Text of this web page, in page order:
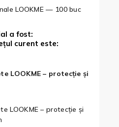
LOOKME — 100 buc
a fost:
curent este:
LOOKME – protecție și